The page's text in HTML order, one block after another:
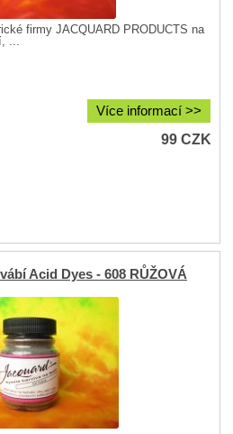
firmy JACQUARD PRODUCTS na
...
Více informací >>
99CZK
Acid Dyes - 608 RŮŽOVÁ